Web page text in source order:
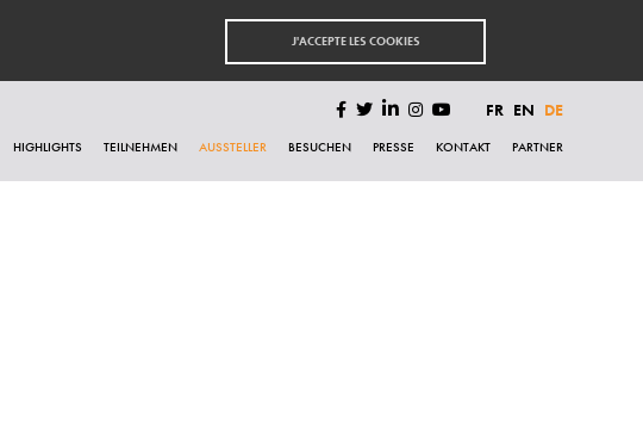
J'ACCEPTE LES COOKIES
FR EN DE
HIGHLIGHTS TEILNEHMEN AUSSTELLER BESUCHEN PRESSE KONTAKT PARTNER